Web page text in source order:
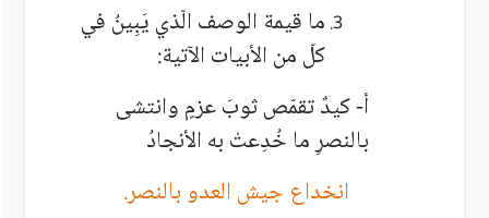
ما قيمة الوصف الّذي يَبِينُ في
كلّ من الأبيات الآتية:
أ- كيدٌ تقمّص ثوبَ عزمٍ وانتشى
بالنصرِ ما خُدِعتْ به الأنجادُ
انخداع جيش العدو بالنصر.